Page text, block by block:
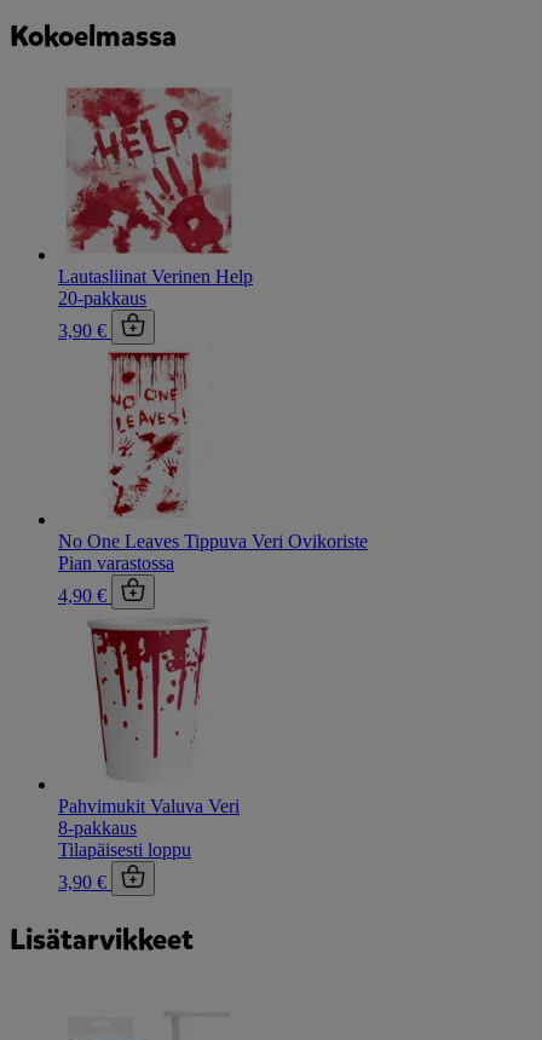
Kokoelmassa
Lautasliinat Verinen Help
20-pakkaus
3,90 €
No One Leaves Tippuva Veri Ovikoriste
Pian varastossa
4,90 €
Pahvimukit Valuva Veri
8-pakkaus
Tilapäisesti loppu
3,90 €
Lisätarvikkeet